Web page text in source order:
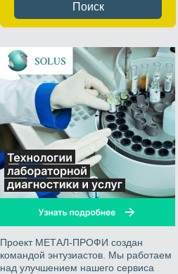
Поиск
Проект МЕТАЛ-ПРОФИ создан
командой энтузиастов. Мы работаем
над улучшением нашего сервиса